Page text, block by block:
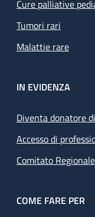
Cure palliative
Tumori rari
Malattie rare
IN EVIDENZA
Diventa donatore
Accesso di
Comitato
COME FARE PER